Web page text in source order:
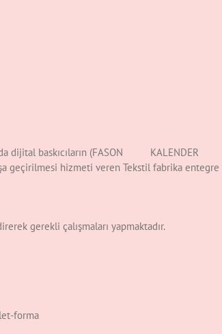
dijital baskıcıların (FASON KALENDER
geçirilmesi hizmeti veren Tekstil fabrika entegre
gerekli çalışmaları yapmaktadır.